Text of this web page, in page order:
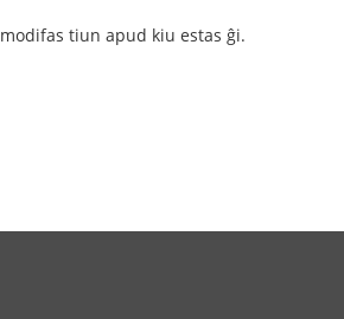
modifas tiun apud kiu estas ĝi.